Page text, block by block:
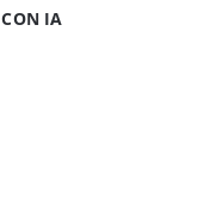
IA